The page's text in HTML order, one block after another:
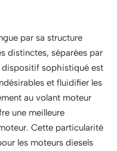
par sa structure
distinctes, séparées par
dispositif sophistiqué est
et fluidifier les
au volant moteur
une meilleure
Cette particularité
les moteurs diesels